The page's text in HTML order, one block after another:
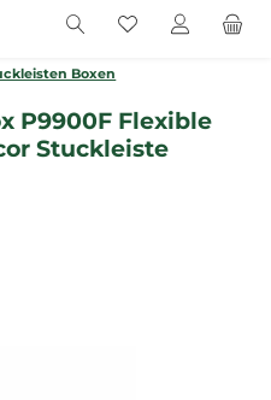
Du hast 0
Boxen
P9900F Flexible
Stuckleiste